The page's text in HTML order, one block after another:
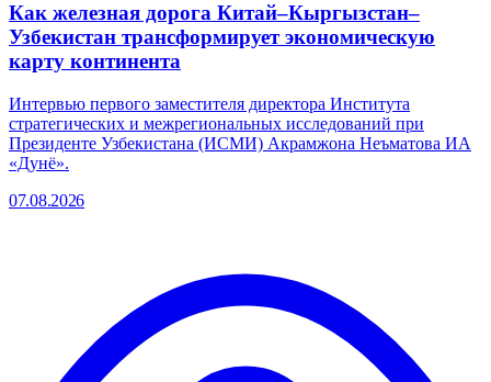
Как железная дорога Китай–Кыргызстан–
Узбекистан трансформирует экономическую
карту континента
Интервью первого заместителя директора Института
стратегических и межрегиональных исследований при
Президенте Узбекистана (ИСМИ) Акрамжона Неъматова ИА
«Дунё».
07.08.2026